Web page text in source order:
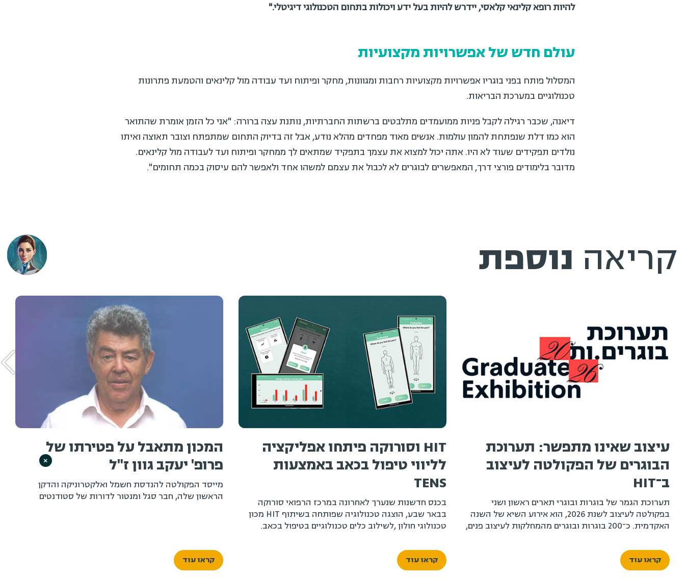
להיות רופא קלינאי קלאסי, יידרש להיות בעל ידע ויכולות בתחום הטכנולוגי דיגיטלי."
עולם חדש של אפשרויות מקצועיות
המסלול פותח בפני בוגריו אפשרויות מקצועיות רחבות ומגוונות, מחקר ופיתוח ועד עבודה מול קלינאים והטמעת פתרונות
טכנולוגיים במערכת הבריאות.
דיאנה, שכבר רגילה לקבל פניות ממועמדים מתלבטים ברשתות החברתיות, נותנת עצה ברורה: "אני כל הזמן אומרת שהתואר
הוא כמו דלת שנפתחת להמון עולמות. אנשים מאוד מפחדים מהלא נודע, אבל זה בדיוק התחום שמתפתח וצובר תאוצה ואיתו
נולדים תפקידים שעוד לא היו. אתה יכול למצוא את עצמך בתפקיד שמתאים לך ממחקר ופיתוח ועד לעבודה מול קלינאים.
מדובר בלימודים פורצי דרך, המאפשרים לבוגרים לא לכבול את עצמם למשהו אחד ולאפשר להם עיסוק בכמה תחומים".
קריאה נוספת
עיצוב שאינו מתפשר: תערוכת
הבוגרים של הפקולטה לעיצוב
ב־HIT
תערוכת הגמר של בוגרות ובוגרי תארים ראשון ושני
בפקולטה לעיצוב לשנת 2026, הוא אירוע השיא של השנה
האקדמית. כ־200 בוגרות ובוגרים מהמחלקות לעיצוב פנים,
התואר השני בעיצוב לסביבה טכנולוגית, יציגו את פרויקטי
הגמר שלהם – מבחר עבודות המצטרף לתמונה רחבה
המשקפת תקופה, דור ותפיסת עולם.
קראו עוד
HIT וסורוקה פיתחו אפליקציה
לליווי טיפול בכאב באמצעות
TENS
בכנס חדשנות שנערך לאחרונה במרכז הרפואי סורוקה
בבאר שבע, הוצגה טכנולוגיה שפותחה בשיתוף HIT מכון
טכנולוגי חולון ,לשילוב כלים טכנולוגיים בטיפול בכאב.
קראו עוד
המכון מתאבל על פטירתו של
פרופ' יעקב גוון ז"ל
מייסד הפקולטה להנדסת חשמל ואלקטרוניקה והדקן
הראשון שלה, חבר סגל ומנטור לדורות של סטודנטים
קראו עוד
×